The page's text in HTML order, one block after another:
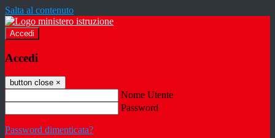
Salta al contenuto
Accedi
Accedi
button close ×
Nome Utente
Password
Password dimenticata?